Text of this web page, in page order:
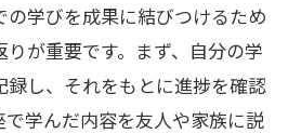
学びを成果に結びつけるため
が重要です。まず、自分の学
録し、それをもとに進捗を確認
で学んだ内容を友人や家族に説